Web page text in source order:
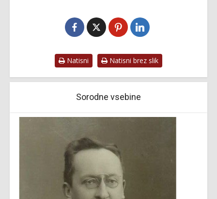
Natisni Natisni brez slik
Sorodne vsebine